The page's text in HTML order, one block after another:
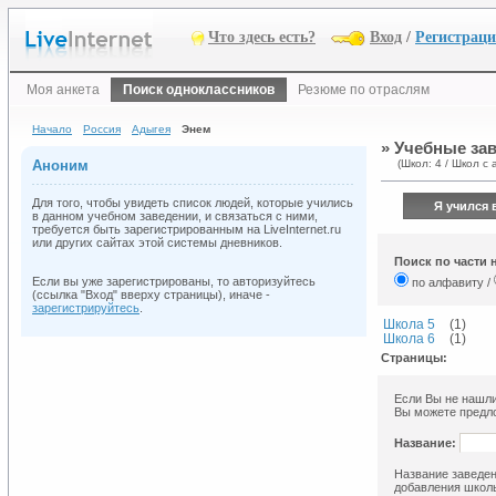
Что здесь есть? Вход /
Моя анкета Поиск одноклассников Резюме по отраслям
Начало Россия Адыгея Энем
Аноним
Для того, чтобы увидеть список людей, которые учились
в данном учебном заведении, и связаться с ними,
требуется быть зарегистрированным на LiveInternet.ru
или других сайтах этой системы дневников.
Если вы уже зарегистрированы, то авторизуйтесь
(ссылка "Вход" вверху страницы), иначе -
зарегистрируйтесь
» Учебные
(Школ: 4 / Школ с
Я учился
Поиск по части
по алфавиту /
Школа 5
(1)
Школа 6
(1)
Страницы:
Если Вы не нашли
Вы можете
Название:
Название
добавления